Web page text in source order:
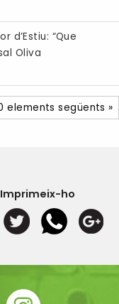
d’Estiu: “Que
Oliva
elements següents »
Imprimeix-ho